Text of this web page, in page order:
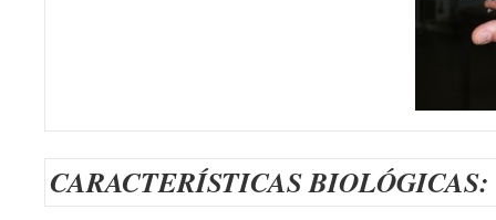
CARACTERÍSTICAS BIOLÓGICAS: